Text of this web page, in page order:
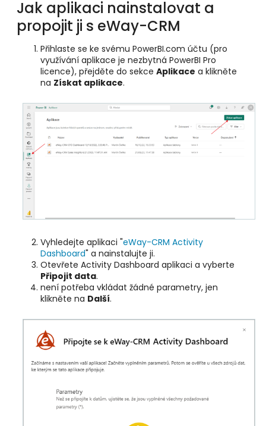
Jak aplikaci nainstalovat a
propojit ji s eWay-CRM
Přihlaste se ke svému PowerBI.com účtu (pro
využívání aplikace je nezbytná PowerBI Pro
licence), přejděte do sekce Aplikace a klikněte
na Získat aplikace.
Vyhledejte aplikaci "eWay-CRM Activity
Dashboard" a nainstalujte ji.
Otevřete Activity Dashboard aplikaci a vyberte
Připojit data.
není potřeba vkládat žádné parametry, jen
klikněte na Další.